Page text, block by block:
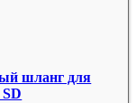
шланг для